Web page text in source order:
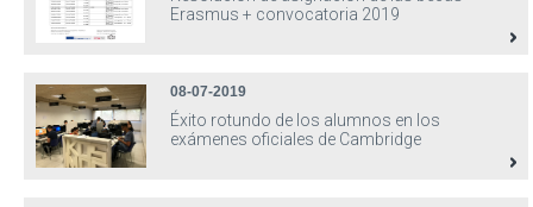
Erasmus + convocatoria 2019
08-07-2019
Éxito rotundo de los alumnos en los
exámenes oficiales de Cambridge